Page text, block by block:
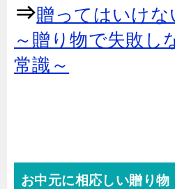
⇒贈ってはいけな
～贈り物で失敗し
常識～
お中元に相応しい贈り物